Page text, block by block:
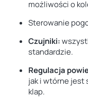
możliwości o
Sterowanie
Czujniki:
standardzie.
Regulacja
jak i wtórne jest
klap.